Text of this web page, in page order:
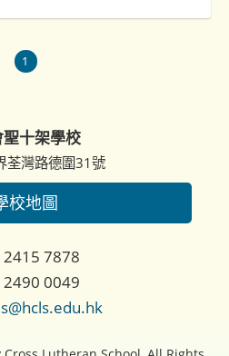
1
十架學校
荃灣路德圍31號
校地圖
2415 7878
2490 0049